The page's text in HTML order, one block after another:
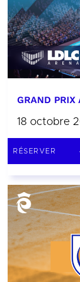
GRAND PRIX
18 octobre
RÉSERVER